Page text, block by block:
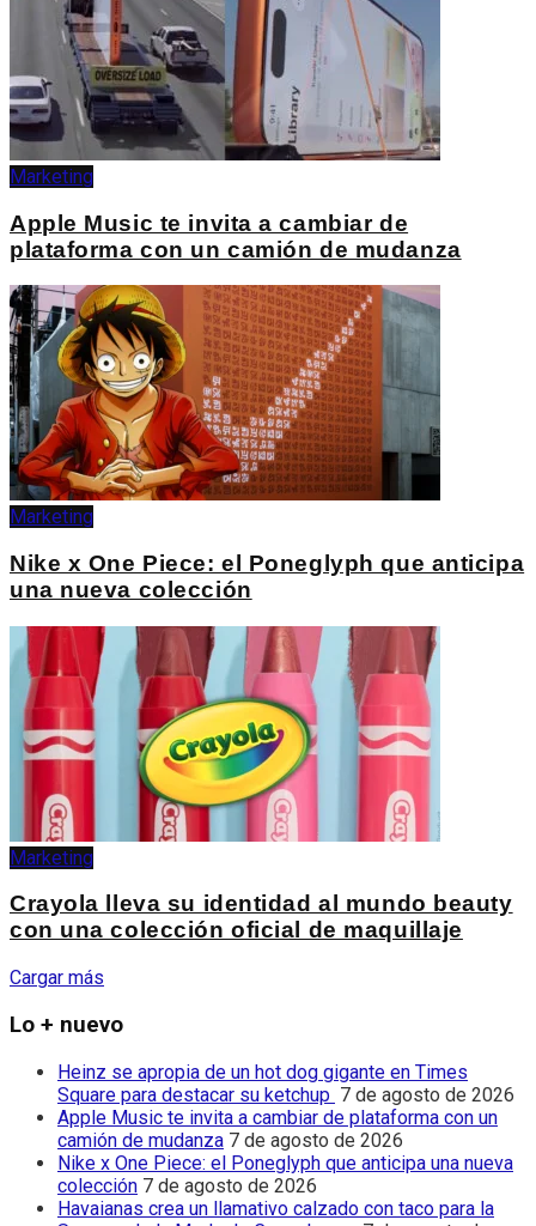
Marketing
Apple Music te invita a cambiar de
plataforma con un camión de mudanza
Marketing
Nike x One Piece: el Poneglyph que anticipa
una nueva colección
Marketing
Crayola lleva su identidad al mundo beauty
con una colección oficial de maquillaje
Cargar más
Lo + nuevo
Heinz se apropia de un hot dog gigante en Times
Square para destacar su ketchup 7 de agosto de 2026
Apple Music te invita a cambiar de plataforma con un
camión de mudanza 7 de agosto de 2026
Nike x One Piece: el Poneglyph que anticipa una nueva
colección 7 de agosto de 2026
Havaianas crea un llamativo calzado con taco para la